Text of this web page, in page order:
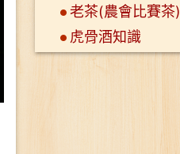
老茶(農會比賽茶)
虎骨酒知識